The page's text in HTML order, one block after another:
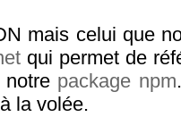
mais celui que
qui permet de
notre package npm
la volée.